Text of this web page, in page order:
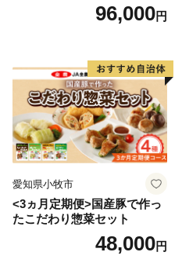
96,000円
愛知県小牧市
<3ヵ月定期便>国産豚で作っ
たこだわり惣菜セット
48,000円